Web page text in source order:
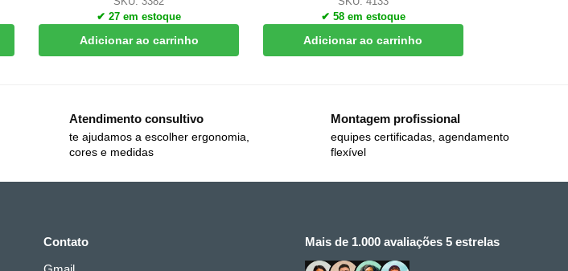
✔ 27 em estoque
Adicionar ao carrinho
✔ 58 em estoque
Adicionar ao carrinho
Atendimento consultivo
te ajudamos a escolher ergonomia,
cores e medidas
Montagem profissional
equipes certificadas, agendamento
flexível
Contato Mais de 1.000 avaliações 5 estrelas